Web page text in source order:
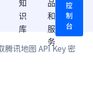
知
识
库
品
和
服
务
控
制
台
腾讯地图 API Key 密